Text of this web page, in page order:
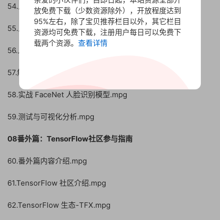
54.人脸检测算法介绍.mpg
55.人脸识别算法介绍.mpg
56.人脸检测工具介绍.mpg
57.解析 FaceNet 人脸识别模型.mpg
58.实战 FaceNet 人脸识别模型.mpg
59.测试与可视化分析.mpg
08番外篇：TensorFlow社区参与指南
60.番外篇内容介绍.mpg
61.TensorFlow 社区介绍.mpg
62.TensorFlow 生态-TFX.mpg
放免费下载（少数资源除外），开放程度达到
95%左右，除了宝贝推荐栏目以外，其它栏目
资源均可免费下载，注册用户每日可以免费下
载两个资源。 查看详情